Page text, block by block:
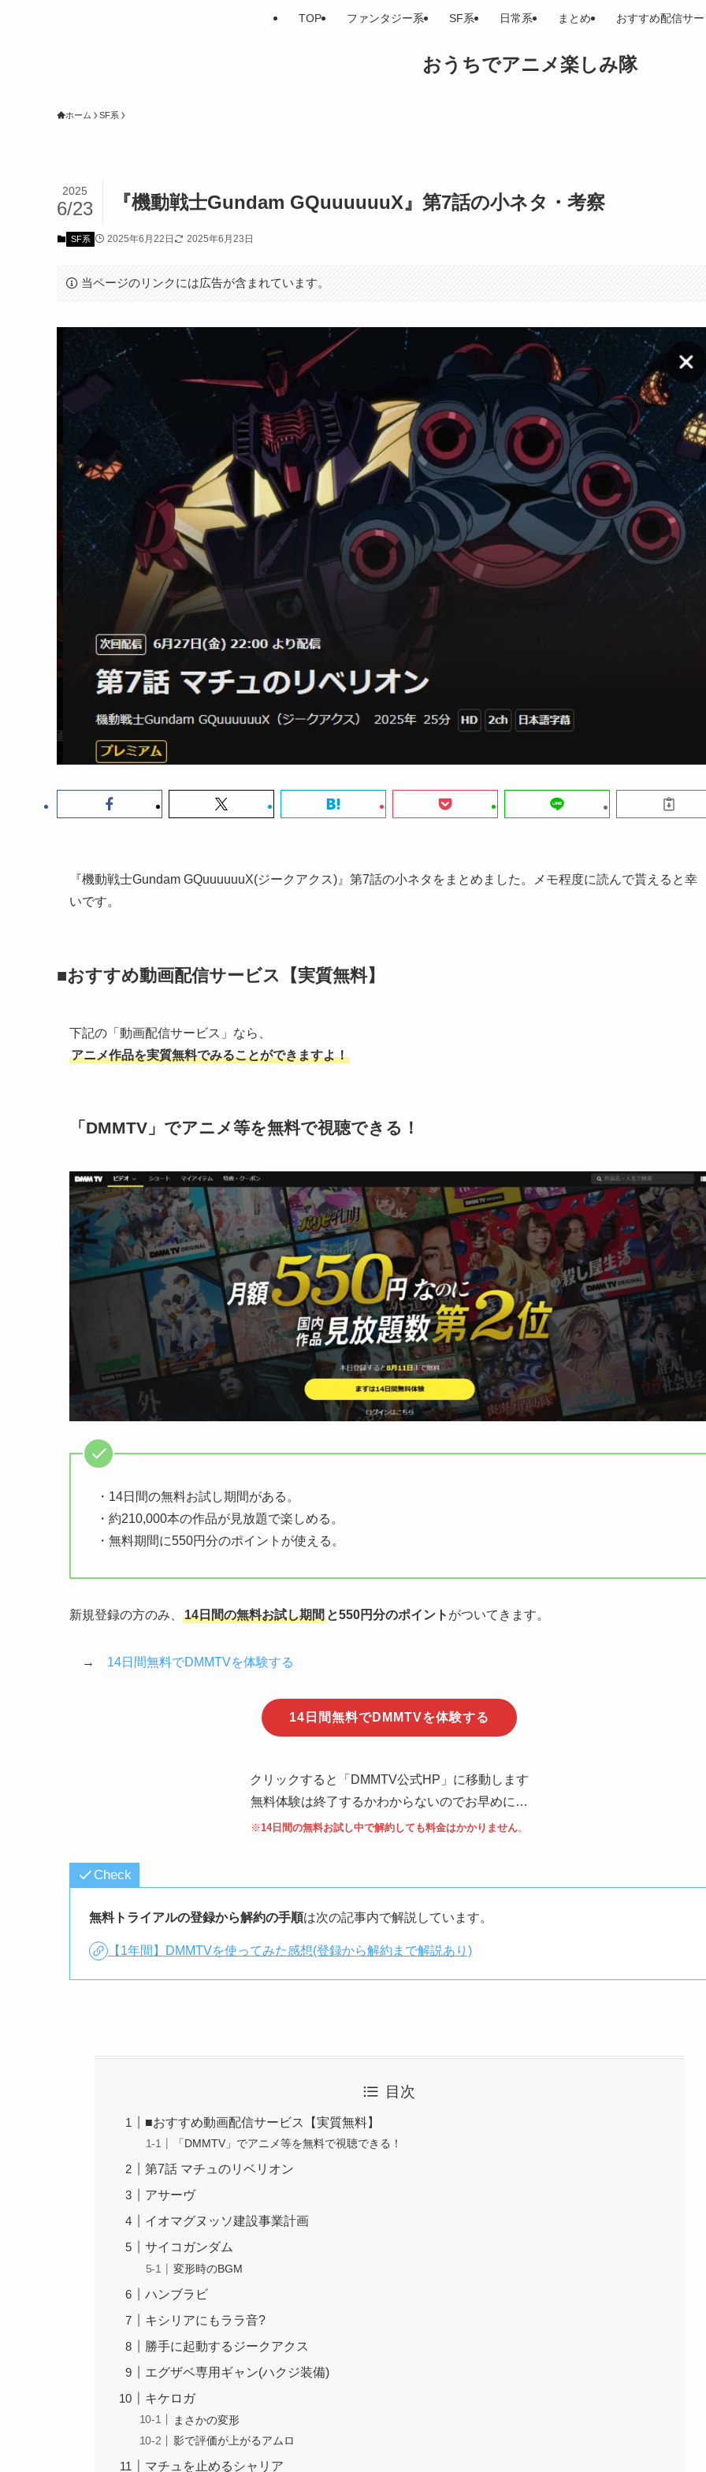
おうちでアニメ楽しみ隊
TOP ファンタジー系 SF系 日常系 まとめ おすすめ配信サー
ホーム SF系
『機動戦士Gundam GQuuuuuuX』第7話の小ネタ・考察
2025
6/23
SF系 2025年6月22日 2025年6月23日
当ページのリンクには広告が含まれています。
『機動戦士Gundam GQuuuuuuX(ジークアクス)』第7話の小ネタをまとめました。メモ程度に読んで貰えると幸
いです。
■おすすめ動画配信サービス【実質無料】
下記の「動画配信サービス」なら、
アニメ作品を実質無料でみることができますよ！
「DMMTV」でアニメ等を無料で視聴できる！
・14日間の無料お試し期間がある。
・約210,000本の作品が見放題で楽しめる。
・無料期間に550円分のポイントが使える。
新規登録の方のみ、 14日間の無料お試し期間 と550円分のポイント がついてきます。
→ 14日間無料でDMMTVを体験する
14日間無料でDMMTVを体験する
クリックすると「DMMTV公式HP」に移動します
無料体験は終了するかわからないのでお早めに…
※ 14日間の無料お試し中で解約しても料金はかかりません。
Check
無料トライアルの登録から解約の手順は次の記事内で解説しています。
【1年間】DMMTVを使ってみた感想(登録から解約まで解説あり)
目次
■おすすめ動画配信サービス【実質無料】
「DMMTV」でアニメ等を無料で視聴できる！
第7話 マチュのリベリオン
アサーヴ
イオマグヌッソ建設事業計画
サイコガンダム
変形時のBGM
ハンブラビ
キシリアにもララ音?
勝手に起動するジークアクス
エグザベ専用ギャン(ハクジ装備)
キケロガ
まさかの変形
影で評価が上がるアムロ
マチュを止めるシャリア